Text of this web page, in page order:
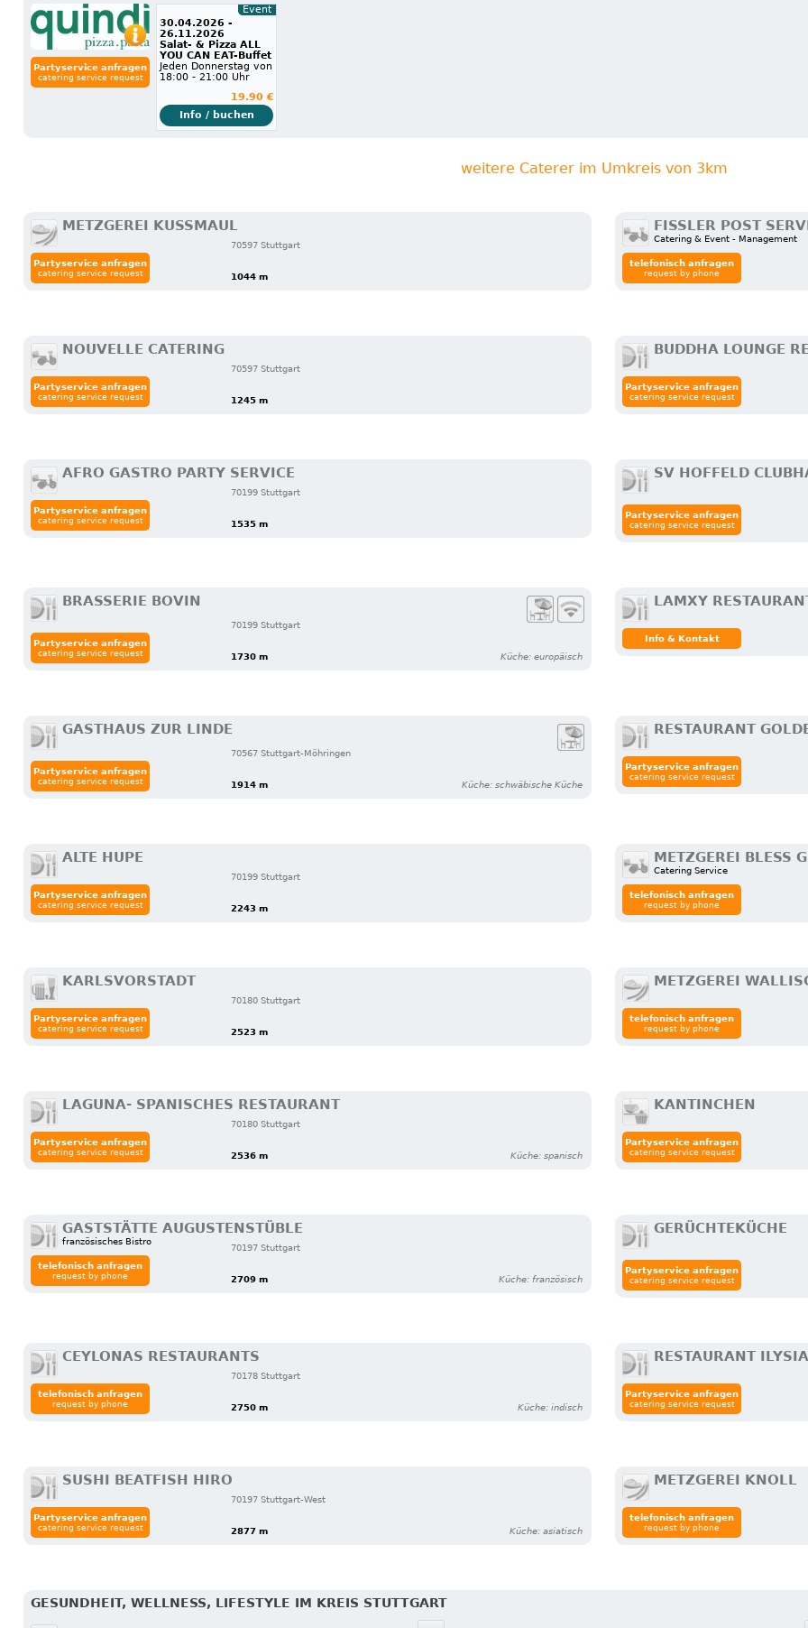
Partyservice anfragen
catering service request
Event
30.04.2026 -
26.11.2026
Salat- & Pizza ALL
YOU CAN EAT-Buffet
Jeden Donnerstag von
18:00 - 21:00 Uhr
19.90 €
Info / buchen
weitere Caterer im Umkreis von 3km
METZGEREI KUSSMAUL
70597 Stuttgart
1044 m
Partyservice anfragen
catering service request
FISSLER POST
Catering & Event - Management
telefonisch anfragen
request by phone
NOUVELLE CATERING
70597 Stuttgart
1245 m
Partyservice anfragen
catering service request
BUDDHA LOUNGE
Partyservice anfragen
catering service request
AFRO GASTRO PARTY SERVICE
70199 Stuttgart
1535 m
Partyservice anfragen
catering service request
SV HOFFELD
Partyservice anfragen
catering service request
BRASSERIE BOVIN
70199 Stuttgart
1730 m Küche: europäisch
Partyservice anfragen
catering service request
LAMXY
Info & Kontakt
GASTHAUS ZUR LINDE
70567 Stuttgart-Möhringen
1914 m Küche: schwäbische Küche
Partyservice anfragen
catering service request
RESTAURANT
Partyservice anfragen
catering service request
ALTE HUPE
70199 Stuttgart
2243 m
Partyservice anfragen
catering service request
METZGEREI BLESS
Catering Service
telefonisch anfragen
request by phone
KARLSVORSTADT
70180 Stuttgart
2523 m
Partyservice anfragen
catering service request
METZGEREI
telefonisch anfragen
request by phone
LAGUNA- SPANISCHES RESTAURANT
70180 Stuttgart
2536 m Küche: spanisch
Partyservice anfragen
catering service request
KANTINCHEN
Partyservice anfragen
catering service request
GASTSTÄTTE AUGUSTENSTÜBLE
französisches Bistro
70197 Stuttgart
2709 m Küche: französisch
telefonisch anfragen
request by phone
GERÜCHTEKÜCHE
Partyservice anfragen
catering service request
CEYLONAS RESTAURANTS
70178 Stuttgart
2750 m Küche: indisch
telefonisch anfragen
request by phone
RESTAURANT
Partyservice anfragen
catering service request
SUSHI BEATFISH HIRO
70197 Stuttgart-West
2877 m Küche: asiatisch
Partyservice anfragen
catering service request
METZGEREI KNOLL
telefonisch anfragen
request by phone
GESUNDHEIT, WELLNESS, LIFESTYLE IM KREIS STUTTGART